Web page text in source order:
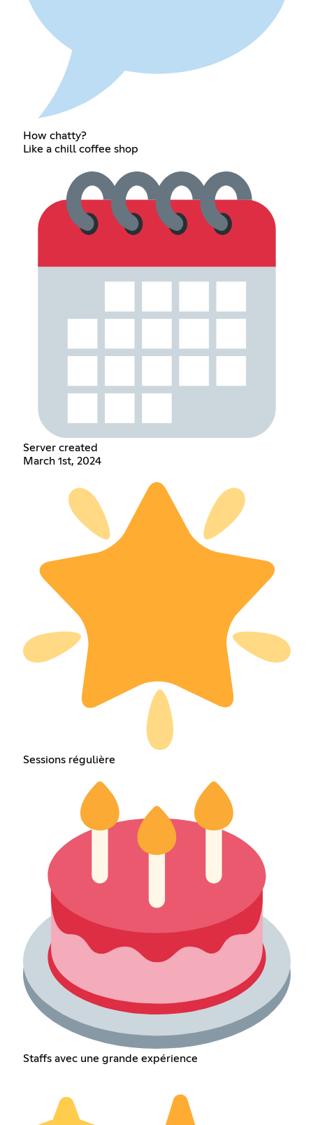
How chatty?
Like a chill coffee shop
Server created
March 1st, 2024
Sessions régulière
Staffs avec une grande expérience